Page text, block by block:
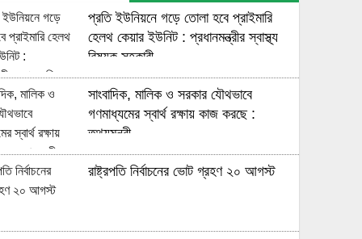
প্রতি ইউনিয়নে গড়ে তোলা হবে প্রাইমারি
হেলথ কেয়ার ইউনিট : প্রধানমন্ত্রীর স্বাস্থ্য
বিষয়ক সহকারী
সাংবাদিক, মালিক ও সরকার যৌথভাবে
গণমাধ্যমের স্বার্থ রক্ষায় কাজ করছে :
তথ্যমন্ত্রী
রাষ্ট্রপতি নির্বাচনের ভোট গ্রহণ ২০ আগস্ট